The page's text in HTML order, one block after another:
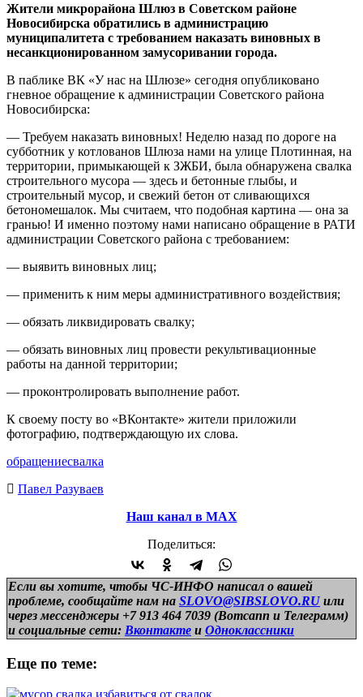
Жители микрорайона Шлюз в Советском районе
Новосибирска обратились в администрацию
муниципалитета с требованием наказать виновных в
несанкционированном замусоривании города.
В паблике ВК «У нас на Шлюзе» сегодня опубликовано
гневное обращение к администрации Советского района
Новосибирска:
— Требуем наказать виновных! Неделю назад по дороге на
субботник у котлованов Шлюза нами на улице Плотинная, на
территории, примыкающей к ЗЖБИ, была обнаружена свалка
строительного мусора — здесь и бетонные глыбы, и
строительный мусор, и свежий бетон от сливающихся
бетономешалок. Мы считаем, что подобная картина — она за
гранью! И именно поэтому нами написано обращение в РАТИ
администрации Советского района с требованием:
— выявить виновных лиц;
— применить к ним меры административного воздействия;
— обязать ликвидировать свалку;
— обязать виновных лиц провести рекультивационные
работы на данной территории;
— проконтролировать выполнение работ.
К своему посту во «ВКонтакте» жители приложили
фотографию, подтверждающую их слова.
обращениесвалка
Павел Разуваев
Наш канал в МАХ
Поделиться:
Если вы хотите, чтобы ЧС-ИНФО написал о вашей
проблеме, сообщайте нам на SLOVO@SIBSLOVO.RU или
через мессенджеры +7 913 464 7039 (Вотсапп и Телеграмм)
и социальные сети: Вконтакте и Одноклассники
Еще по теме: